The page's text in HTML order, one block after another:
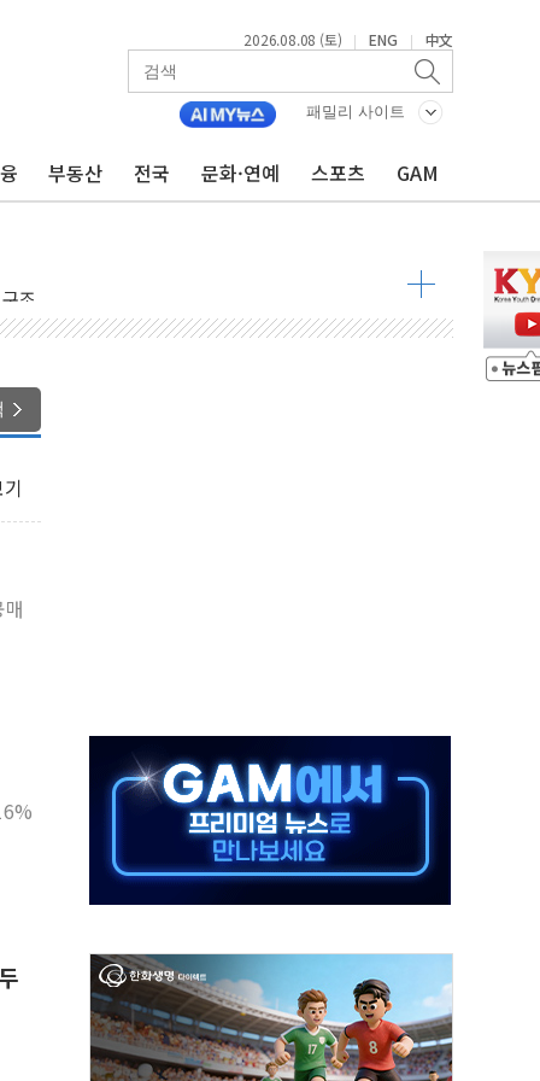
2026.08.08 (토) | ENG | 中文
패밀리 사이트
부동산 전국 문화·연예 스포츠 GAM
넘으면 중단
듯
지며 상승… STOXX 600 지수는 나흘 연속 최고치